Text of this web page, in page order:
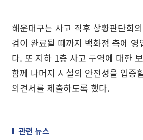
해운대구는 사고 직후 상황판단회
검이 완료될 때까지 백화점 측에 영
다. 또 지하 1층 사고 구역에 대한
함께 나머지 시설의 안전성을 입증
의견서를 제출하도록 했다.
관련 뉴스